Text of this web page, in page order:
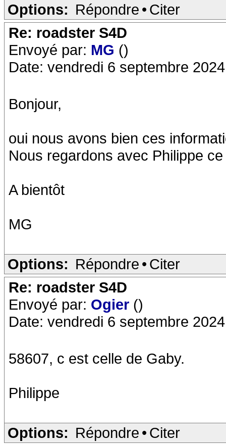
Options: Répondre • Citer
Re: roadster S4D
Envoyé par: MG ()
Date: vendredi 6 septembre
Bonjour,
oui nous avons bien ces
Nous regardons avec Philippe
A bientôt
MG
Options: Répondre • Citer
Re: roadster S4D
Envoyé par: Ogier ()
Date: vendredi 6 septembre
58607, c est celle de Gaby.
Philippe
Options: Répondre • Citer